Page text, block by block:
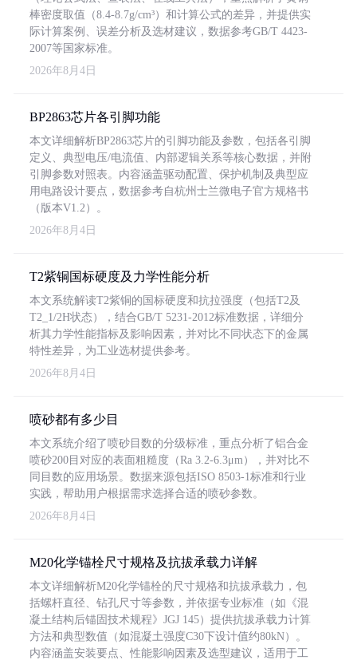
棒密度取值（8.4-8.7g/cm³）和计算公式的差异，并提供实
际计算案例、误差分析及选材建议，数据参考GB/T 4423-
2007等国家标准。
2026年8月4日
BP2863芯片各引脚功能
本文详细解析BP2863芯片的引脚功能及参数，包括各引脚
定义、典型电压/电流值、内部逻辑关系等核心数据，并附
引脚参数对照表。内容涵盖驱动配置、保护机制及典型应
用电路设计要点，数据参考自杭州士兰微电子官方规格书
（版本V1.2）。
2026年8月4日
T2紫铜国标硬度及力学性能分析
本文系统解读T2紫铜的国标硬度和抗拉强度（包括T2及
T2_1/2H状态），结合GB/T 5231-2012标准数据，详细分
析其力学性能指标及影响因素，并对比不同状态下的金属
特性差异，为工业选材提供参考。
2026年8月4日
喷砂都有多少目
本文系统介绍了喷砂目数的分级标准，重点分析了铝合金
喷砂200目对应的表面粗糙度（Ra 3.2-6.3μm），并对比不
同目数的应用场景。数据来源包括ISO 8503-1标准和行业
实践，帮助用户根据需求选择合适的喷砂参数。
2026年8月4日
M20化学锚栓尺寸规格及抗拔承载力详解
本文详细解析M20化学锚栓的尺寸规格和抗拔承载力，包
括螺杆直径、钻孔尺寸等参数，并依据专业标准（如《混
凝土结构后锚固技术规程》JGJ 145）提供抗拔承载力计算
方法和典型数值（如混凝土强度C30下设计值约80kN）。
内容涵盖安装要点、性能影响因素及选型建议，适用于工